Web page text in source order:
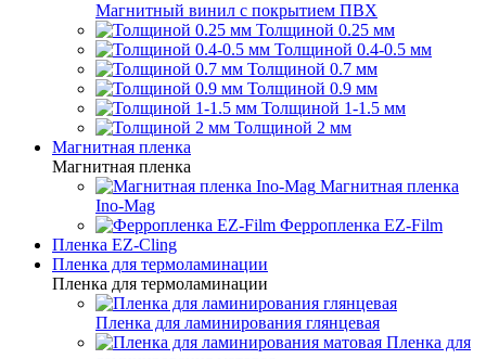
Магнитный винил с покрытием ПВХ
Толщиной 0.25 мм
Толщиной 0.4-0.5 мм
Толщиной 0.7 мм
Толщиной 0.9 мм
Толщиной 1-1.5 мм
Толщиной 2 мм
Магнитная пленка
Магнитная пленка
Магнитная пленка
Ino-Mag
Ферропленка EZ-Film
Пленка EZ-Cling
Пленка для термоламинации
Пленка для термоламинации
Пленка для ламинирования глянцевая
Пленка для